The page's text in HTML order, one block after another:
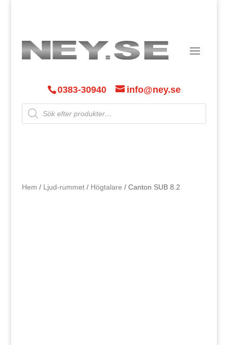
0383-30940 info@ney.se
Products
search
Hem / Ljud-rummet/ Högtalare / Canton SUB 8.2